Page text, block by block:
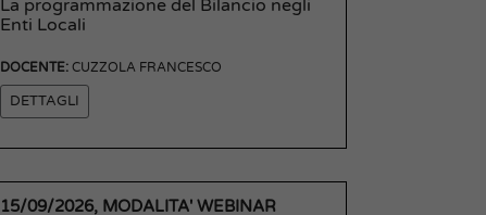
La programmazione del Bilancio negli
Enti Locali
DOCENTE:CUZZOLA FRANCESCO
DETTAGLI
15/09/2026, MODALITA' WEBINAR